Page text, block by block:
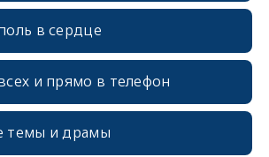
в сердце
и прямо в телефон
темы и драмы